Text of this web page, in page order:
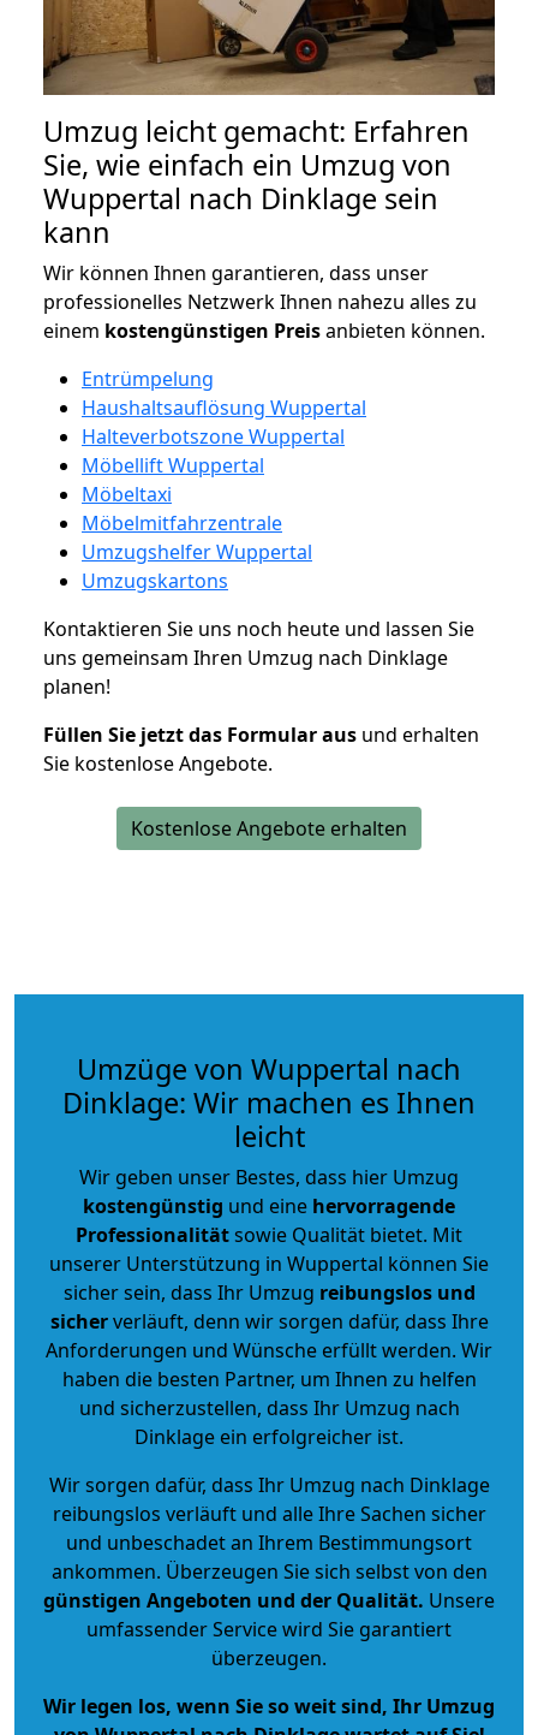
Umzug leicht gemacht: Erfahren
Sie, wie einfach ein Umzug von
Wuppertal nach Dinklage sein
kann
Wir können Ihnen garantieren, dass unser
professionelles Netzwerk Ihnen nahezu alles zu
einem kostengünstigen Preisanbieten können.
Entrümpelung
Haushaltsauflösung Wuppertal
Halteverbotszone Wuppertal
Möbellift Wuppertal
Möbeltaxi
Möbelmitfahrzentrale
Umzugshelfer Wuppertal
Umzugskartons
Kontaktieren Sie uns noch heute und lassen Sie
uns gemeinsam Ihren Umzug nach Dinklage
planen!
Füllen Sie jetzt das Formular aus und erhalten
Sie kostenlose Angebote.
Kostenlose Angebote erhalten
Umzüge von Wuppertal nach
Dinklage: Wir machen es Ihnen
leicht
Wir geben unser Bestes, dass hier Umzug
kostengünstig und eine hervorragende
Professionalitätsowie Qualität bietet. Mit
unserer Unterstützung in Wuppertal können Sie
sicher sein, dass Ihr Umzug reibungslos und
sicherverläuft, denn wir sorgen dafür, dass Ihre
Anforderungen und Wünsche erfüllt werden. Wir
haben die besten Partner, um Ihnen zu helfen
und sicherzustellen, dass Ihr Umzug nach
Dinklage ein erfolgreicher ist.
Wir sorgen dafür, dass Ihr Umzug nach Dinklage
reibungslos verläuft und alle Ihre Sachen sicher
und unbeschadet an Ihrem Bestimmungsort
ankommen. Überzeugen Sie sich selbst von den
günstigen Angeboten und der Qualität. Unsere
umfassender Service wird Sie garantiert
überzeugen.
Wir legen los, wenn Sie so weit sind, Ihr Umzug